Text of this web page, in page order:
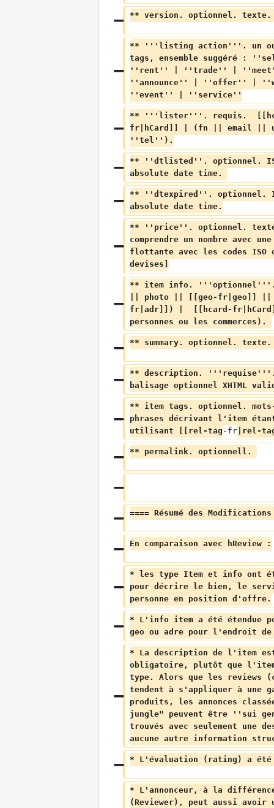
** version. optionnel.
** '''listing action'''. un
tags, ensemble suggéré :
''rent'' | ''trade'' |
''announce'' | ''offer'' |
''event'' | ''service''
** '''lister'''. requis.
fr|hCard]] | (fn || email
''tel'').
** ''dtlisted''. optionnel.
absolute date time.
** ''dtexpired''. optionnel.
absolute date time.
** ''price''. optionnel.
comprendre un nombre avec
flottante avec les codes ISO
devises]
** item info.
|| photo || [[geo-fr|geo]]
fr|adr]]) |  [[hcard-
personnes ou les commerces).
** summary. optionnel.
** description.
balisage optionnel XHTML
** item tags. optionnel.
phrases décrivant l'item
utilisant [[rel-tag -fr|rel-
** permalink. optionnell.
==== Résumé des Modifications
En comparaison avec hReview :
* les type Item et info ont
pour décrire le bien, le
personne en position d'offre.
* L'info item a été étendue
geo ou adre pour l'endroit
* La description de l'item
obligatoire, plutôt que
type. Alors que les reviews
tendent à s'appliquer à une
produits, les annonces
jungle" peuvent être ''sui
trouvés avec seulement une
aucune autre information
* L'évaluation (rating) a
* L'annonceur, à la
(Reviewer), peut aussi avoir